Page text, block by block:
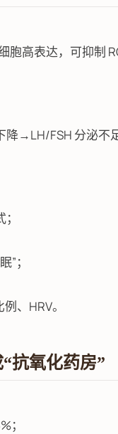
胞高表达，可抑制
→LH/FSH 分泌不
；
、HRV。
抗氧化药房”
；